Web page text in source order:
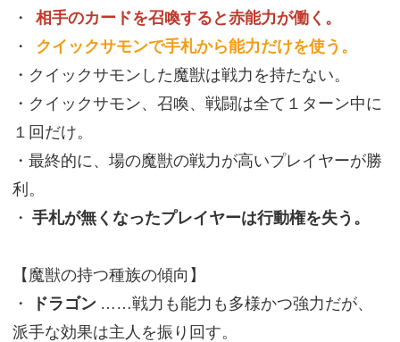
・
相手のカードを召喚すると赤能力が働く。
・
クイックサモンで手札から能力だけを使う。
・クイックサモンした魔獣は戦力を持たない。
・クイックサモン、召喚、戦闘は全て１ターン中に
１回だけ。
・最終的に、場の魔獣の戦力が高いプレイヤーが勝
利。
・ 手札が無くなったプレイヤーは行動権を失う。
【魔獣の持つ種族の傾向】
・
ドラゴン ……戦力も能力も多様かつ強力だが、
派手な効果は主人を振り回す。